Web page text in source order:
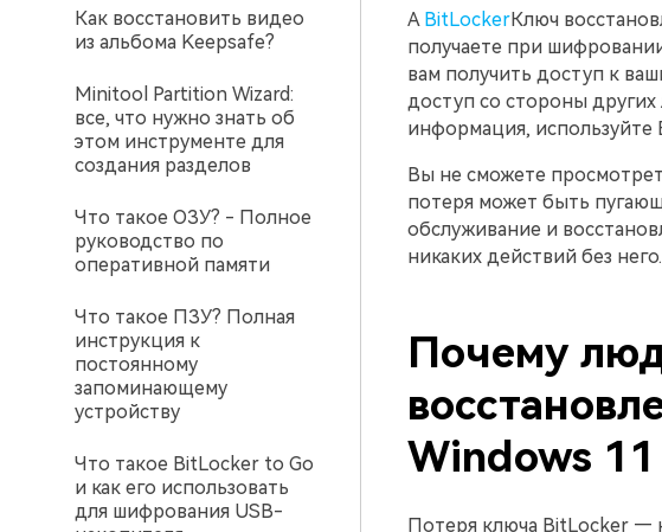
Как восстановить видео
из альбома Keepsafe?
Minitool Partition Wizard:
все, что нужно знать об
этом инструменте для
создания разделов
Что такое ОЗУ? - Полное
руководство по
оперативной памяти
Что такое ПЗУ? Полная
инструкция к
постоянному
запоминающему
устройству
Что такое BitLocker to Go
и как его использовать
для шифрования USB-
A BitLockerКлюч
получаете при
вам получить доступ к
доступ со стороны
информация, используйте
Вы не сможете
потеря может быть
обслуживание и
никаких действий без него.
Почему
Windows 11
Потеря ключа BitLocker —